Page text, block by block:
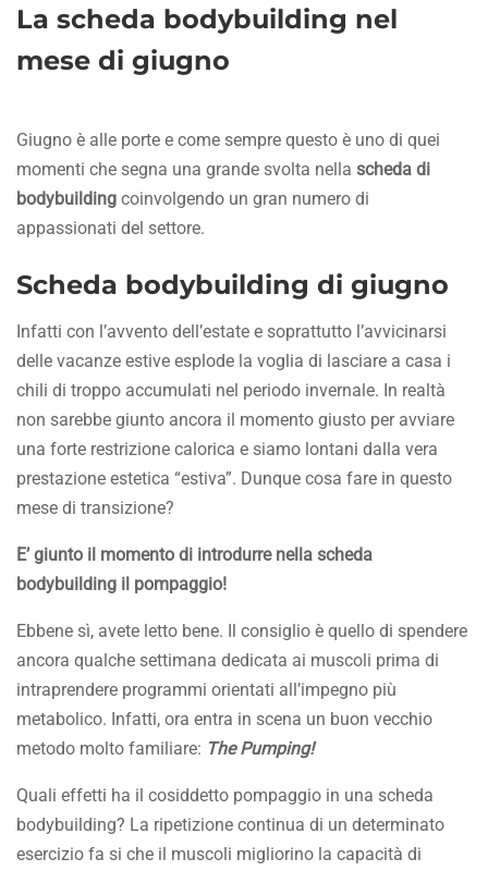
La scheda bodybuilding nel
mese di giugno
Giugno è alle porte e come sempre questo è uno di quei
momenti che segna una grande svolta nella scheda di
bodybuilding coinvolgendo un gran numero di
appassionati del settore.
Scheda bodybuilding di giugno
Infatti con l’avvento dell’estate e soprattutto l’avvicinarsi
delle vacanze estive esplode la voglia di lasciare a casa i
chili di troppo accumulati nel periodo invernale. In realtà
non sarebbe giunto ancora il momento giusto per avviare
una forte restrizione calorica e siamo lontani dalla vera
prestazione estetica “estiva”. Dunque cosa fare in questo
mese di transizione?
E’ giunto il momento di introdurre nella scheda
bodybuilding il pompaggio!
Ebbene sì, avete letto bene. Il consiglio è quello di spendere
ancora qualche settimana dedicata ai muscoli prima di
intraprendere programmi orientati all’impegno più
metabolico. Infatti, ora entra in scena un buon vecchio
metodo molto familiare: The Pumping!
Quali effetti ha il cosiddetto pompaggio in una scheda
bodybuilding? La ripetizione continua di un determinato
esercizio fa si che il muscoli migliorino la capacità di